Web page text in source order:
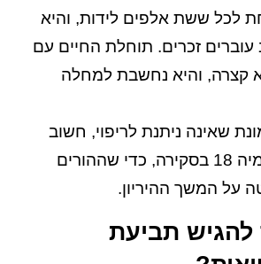
לכל ששת אלפים לידות, והיא
עוברים זכרים. תוחלת החיים עם
קצרה, והיא נחשבת למחלה
שאינה ניתנת לריפוי, חשוב
לבצע בזמן טריזומיה 18 בסקירה, כדי שההורים
על המשך ההיריון.
תביעת